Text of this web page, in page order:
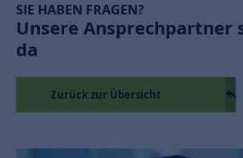
SIE HABEN FRAGEN?
Unsere Ansprechpartner
da
Zurück zur Übersicht